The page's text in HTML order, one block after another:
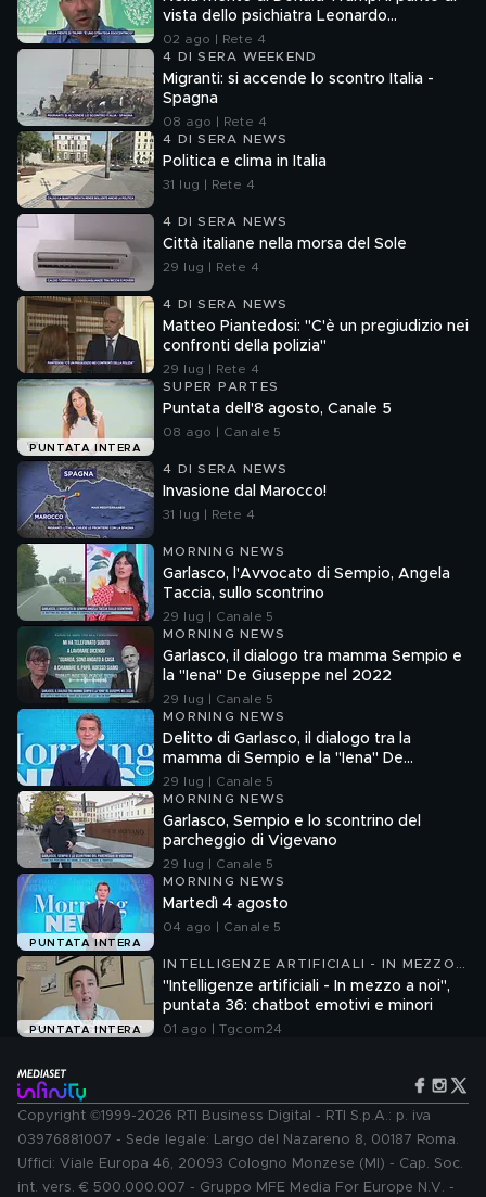
vista dello psichiatra Leonardo
Mendolicchio
02 ago | Rete 4
4 DI SERA WEEKEND
Migranti: si accende lo scontro Italia -
Spagna
08 ago | Rete 4
4 DI SERA NEWS
Politica e clima in Italia
31 lug | Rete 4
4 DI SERA NEWS
Città italiane nella morsa del Sole
29 lug | Rete 4
4 DI SERA NEWS
Matteo Piantedosi: "C'è un pregiudizio nei
confronti della polizia"
29 lug | Rete 4
PUNTATA INTERA
SUPER PARTES
Puntata dell'8 agosto, Canale 5
08 ago | Canale 5
4 DI SERA NEWS
Invasione dal Marocco!
31 lug | Rete 4
MORNING NEWS
Garlasco, l'Avvocato di Sempio, Angela
Taccia, sullo scontrino
29 lug | Canale 5
MORNING NEWS
Garlasco, il dialogo tra mamma Sempio e
la "Iena" De Giuseppe nel 2022
29 lug | Canale 5
MORNING NEWS
Delitto di Garlasco, il dialogo tra la
mamma di Sempio e la "Iena" De
Giuseppe nel 2022
29 lug | Canale 5
MORNING NEWS
Garlasco, Sempio e lo scontrino del
parcheggio di Vigevano
29 lug | Canale 5
PUNTATA INTERA
MORNING NEWS
Martedì 4 agosto
04 ago | Canale 5
PUNTATA INTERA
INTELLIGENZE ARTIFICIALI - IN MEZZO
A NOI
"Intelligenze artificiali - In mezzo a noi",
puntata 36: chatbot emotivi e minori
01 ago | Tgcom24
Copyright ©1999-2026 RTI Business Digital - RTI S.p.A.: p. iva
03976881007 - Sede legale: Largo del Nazareno 8, 00187 Roma.
Uffici: Viale Europa 46, 20093 Cologno Monzese (MI) - Cap. Soc.
int. vers. € 500.000.007 - Gruppo MFE Media For Europe N.V. -